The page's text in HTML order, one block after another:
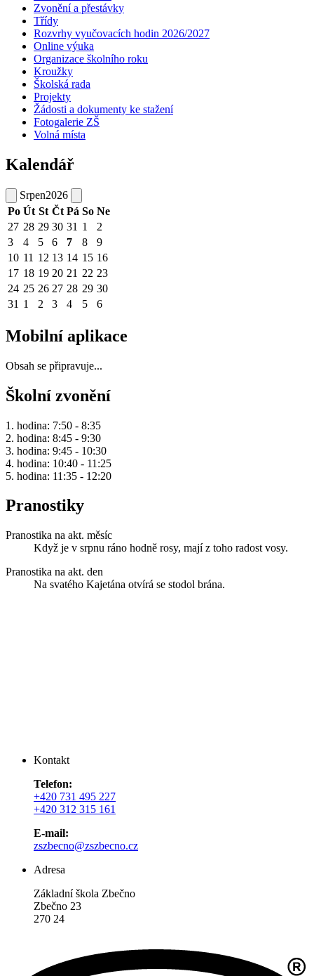
Zvonění a přestávky
Třídy
Rozvrhy vyučovacích hodin 2026/2027
Online výuka
Organizace školního roku
Kroužky
Školská rada
Projekty
Žádosti a dokumenty ke stažení
Fotogalerie ZŠ
Volná místa
Kalendář
Srpen2026
Po Út St Čt Pá So Ne
27 28 29 30 31 1
2
3
4 5 6 7 8
9
10 11 12 13 14 15 16
17 18 19 20 21 22 23
24 25 26 27 28 29 30
31 1 2 3 4 5 6
Mobilní aplikace
Obsah se připravuje...
Školní zvonění
1. hodina: 7:50 - 8:35
2. hodina: 8:45 - 9:30
3. hodina: 9:45 - 10:30
4. hodina: 10:40 - 11:25
5. hodina: 11:35 - 12:20
Pranostiky
Pranostika na akt. měsíc
Když je v srpnu ráno hodně rosy, mají z toho radost vosy.
Pranostika na akt. den
Na svatého Kajetána otvírá se stodol brána.
Kontakt
Telefon:
+420 731 495 227
+420 312 315 161
E-mail:
zszbecno@zszbecno.cz
Adresa
Základní škola Zbečno
Zbečno 23
270 24